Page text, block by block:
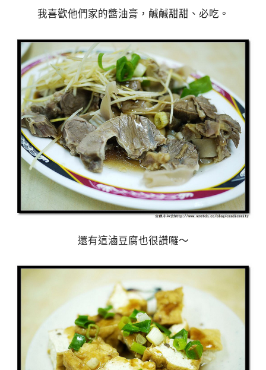
我喜歡他們家的醬油膏，鹹鹹甜甜、必吃。
還有這滷豆腐也很讚囉～